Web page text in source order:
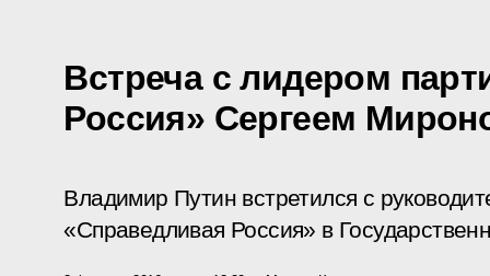
Встреча с лидером
Россия» Сергеем
Владимир Путин встретился с
«Справедливая Россия» в